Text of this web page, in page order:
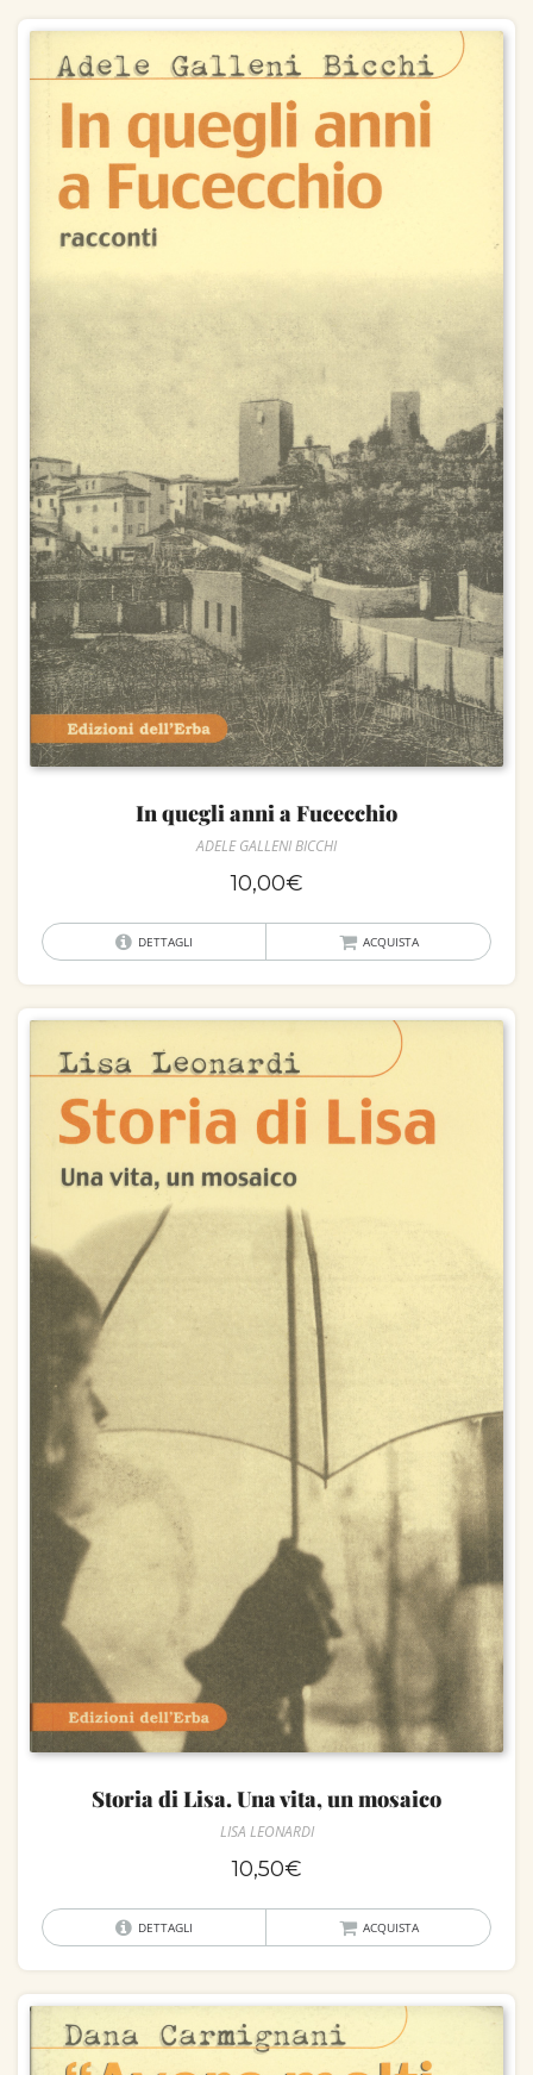
In quegli anni a Fucecchio
ADELE GALLENI BICCHI
10,00€
DETTAGLI ACQUISTA
Storia di Lisa. Una vita, un mosaico
LISA LEONARDI
10,50€
DETTAGLI ACQUISTA